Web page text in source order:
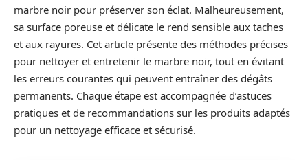
marbre noir pour préserver son éclat. Malheureusement,
sa surface poreuse et délicate le rend sensible aux taches
et aux rayures. Cet article présente des méthodes précises
pour nettoyer et entretenir le marbre noir, tout en évitant
les erreurs courantes qui peuvent entraîner des dégâts
permanents. Chaque étape est accompagnée d’astuces
pratiques et de recommandations sur les produits adaptés
pour un nettoyage efficace et sécurisé.